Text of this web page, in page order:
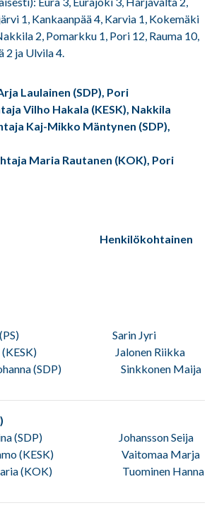
1, Kankaanpää 4, Karvia 1, Kokemäki
2, Pomarkku 1, Pori 12, Rauma 10,
2 ja Ulvila 4.
Laulainen (SDP), Pori
Vilho Hakala (KESK), Nakkila
Kaj-Mikko Mäntynen (SDP),
Maria Rautanen (KOK), Pori
Henkilökohtainen
(PS) Sarin Jyri
(KESK) Jalonen Riikka
Johanna (SDP) Sinkkonen Maija
(SDP) Johansson Seija
(KESK) Vaitomaa Marja
Maria (KOK) Tuominen Hanna